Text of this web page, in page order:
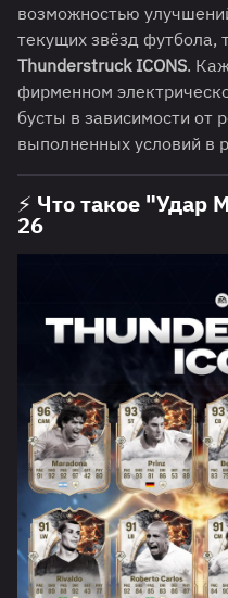
возможностью
текущих звёзд футбола,
Thunderstruck ICONS.
фирменном
бусты в зависимости от
выполненных условий в
⚡ Что такое "Удар
26